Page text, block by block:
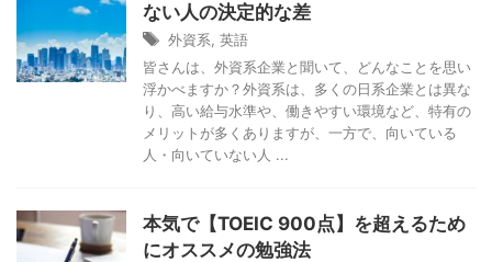
ない人の決定的な差
外資系 英語
皆さんは、外資系企業と聞いて、どんなことを思い
浮かべますか？外資系は、多くの日系企業とは異な
り、高い給与水準や、働きやすい環境など、特有の
メリットが多くありますが、一方で、向いている
人・向いていない人 ...
本気で【TOEIC 900点】を超えるため
にオススメの勉強法